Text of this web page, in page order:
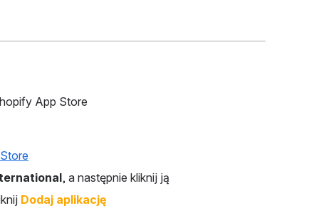
App Store
, a następnie kliknij ją
Dodaj aplikację